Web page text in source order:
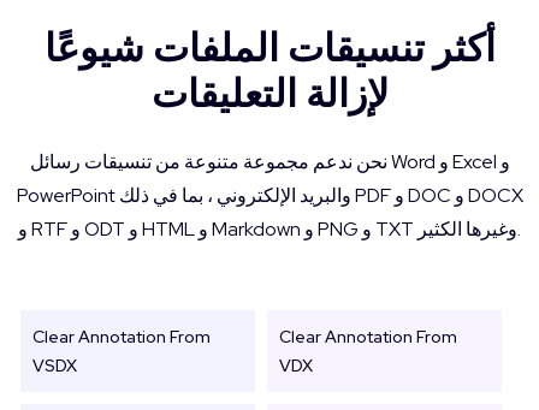
أكثر تنسيقات الملفات شيوعًا
لإزالة التعليقات
نحن ندعم مجموعة متنوعة من تنسيقات رسائل Word و Excel و
PowerPoint والبريد الإلكتروني ، بما في ذلك PDF و DOC و DOCX
و RTF و ODT و HTML و Markdown و PNG و TXT وغيرها الكثير.
Clear Annotation From
VSDX
Clear Annotation From
VDX